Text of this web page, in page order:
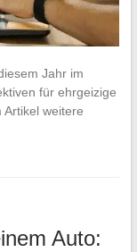
Jahr im
für ehrgeizige
weitere
Auto: